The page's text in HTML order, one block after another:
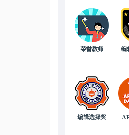
荣誉教师 编
编辑选择奖